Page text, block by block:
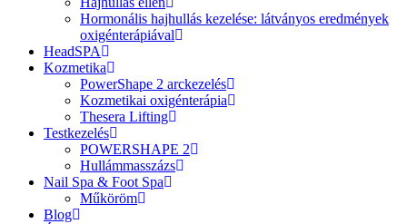
Hormonális hajhullás kezelése: látványos eredmények
oxigénterápiával
HeadSPA
Kozmetika
PowerShape 2 arckezelés
Kozmetikai oxigénterápia
Thesera Lifting
Testkezelés
POWERSHAPE 2
Hullámmasszázs
Nail Spa & Foot Spa
Műköröm
Blog